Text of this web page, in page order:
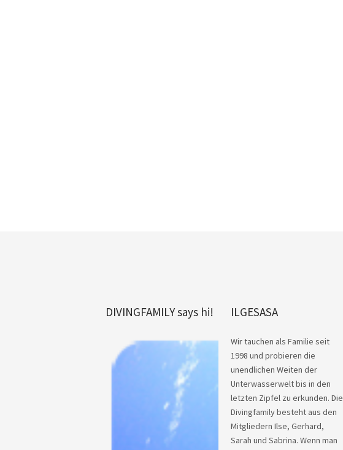
DIVINGFAMILY says hi! ILGESASA
Wir tauchen als Familie seit
1998 und probieren die
unendlichen Weiten der
Unterwasserwelt bis in den
letzten Zipfel zu erkunden. Die
Divingfamily besteht aus den
Mitgliedern Ilse, Gerhard,
Sarah und Sabrina. Wenn man